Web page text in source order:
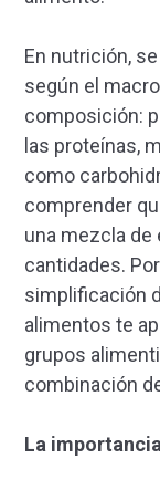
En nutrición,
según el
composición:
las proteínas,
como
comprender
una mezcla
cantidades.
simplificación
alimentos te
grupos
combinación
La